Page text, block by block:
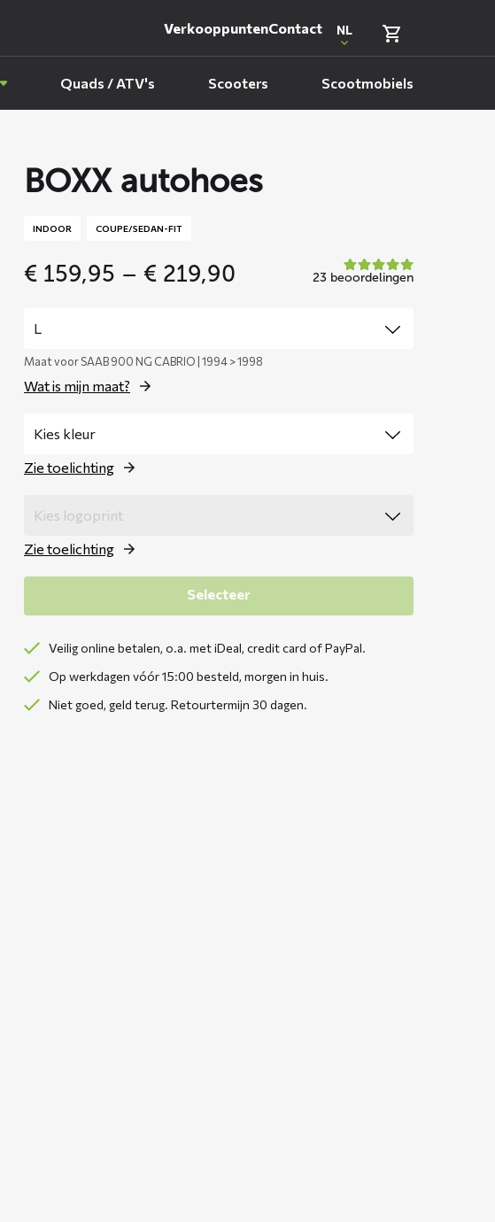
VerkooppuntenContact NL
Quads / ATV's Scooters Scootmobiels
BOXX autohoes
INDOOR COUPE/SEDAN-FIT
€ 159,95 – € 219,90
€ 219,90
23 beoordelingen
Maat voor SAAB 900 NG CABRIO | 1994 > 1998
Wat is mijn maat?
Zie toelichting
Zie toelichting
Selecteer
Veilig online betalen, o.a. met iDeal, credit card of PayPal.
Op werkdagen vóór 15:00 besteld, morgen in huis.
Niet goed, geld terug. Retourtermijn 30 dagen.